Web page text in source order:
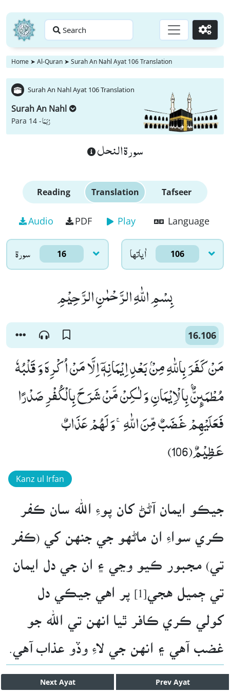
Search Go
Home ➤ Al-Quran ➤ Surah An Nahl Ayat 106 Translation
Surah An Nahl Ayat 106 Translation
Surah An Nahl
Para 14 -رُبَمَا
سورة النحل
Reading Translation Tafseer
Audio PDF Play Language
سورۃ 16 اٰياتها 106
بِسْمِ اللّٰهِ الرَّحْمٰنِ الرَّحِیْمِ
16.106
مَنْ كَفَرَ بِاللّٰهِ مِنْۢ بَعْدِ اِیْمَانِهٖۤ اِلَّا مَنْ اُكْرِهَ وَ قَلْبُهٗ
مُطْمَىٕنٌّۢ بِالْاِیْمَانِ وَ لٰـكِنْ مَّنْ شَرَحَ بِالْكُفْرِ صَدْرًا
فَعَلَیْهِمْ غَضَبٌ مِّنَ اللّٰهِۚ-وَ لَهُمْ عَذَابٌ
عَظِیْمٌ(106)
Kanz ul Irfan
جيڪو ايمان آڻڻ کان پوءِ الله سان ڪفر
ڪري سواءِ ان ماڻهو جي جنهن کي (ڪفر
تي) مجبور ڪيو وڃي ۽ ان جي دل ايمان
تي ڄميل هجي[1] پر اهي جيڪي دل
کولي ڪري ڪافر ٿيا انهن تي الله جو
غضب آهي ۽ انهن جي لاءِ وڏو عذاب آهي.
Next Ayat Prev Ayat